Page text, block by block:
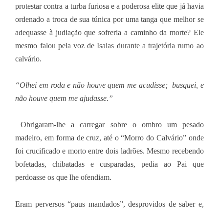
protestar contra a turba furiosa e a poderosa elite que já havia
ordenado a troca de sua túnica por uma tanga que melhor se
adequasse à judiação que sofreria a caminho da morte? Ele
mesmo falou pela voz de Isaias durante a trajetória rumo ao
calvário.
“Olhei em roda e não houve quem me acudisse; busquei, e
não houve quem me ajudasse.”
Obrigaram-lhe a carregar sobre o ombro um pesado
madeiro, em forma de cruz, até o “Morro do Calvário” onde
foi crucificado e morto entre dois ladrões. Mesmo recebendo
bofetadas, chibatadas e cusparadas, pedia ao Pai que
perdoasse os que lhe ofendiam.
Eram perversos “paus mandados”, desprovidos de saber e,